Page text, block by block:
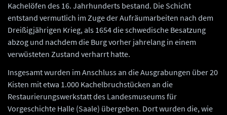
Kachelöfen des 16. Jahrhunderts bestand. Die Schicht
entstand vermutlich im Zuge der Aufräumarbeiten nach dem
Dreißigjährigen Krieg, als 1654 die schwedische Besatzung
abzog und nachdem die Burg vorher jahrelang in einem
verwüsteten Zustand verharrt hatte.
Insgesamt wurden im Anschluss an die Ausgrabungen über 20
Kisten mit etwa 1.000 Kachelbruchstücken an die
Restaurierungswerkstatt des Landesmuseums für
Vorgeschichte Halle (Saale) übergeben. Dort wurden die, wie